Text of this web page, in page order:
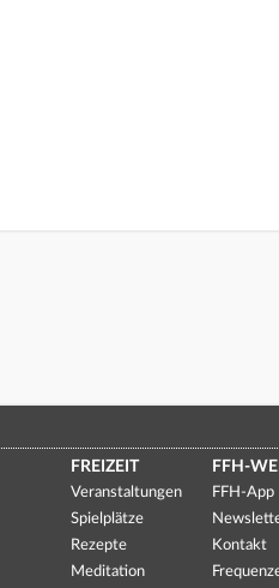
FREIZEIT
Veranstaltungen
Spielplätze
Rezepte
Meditation
FFH-
FFH-App
Kontakt